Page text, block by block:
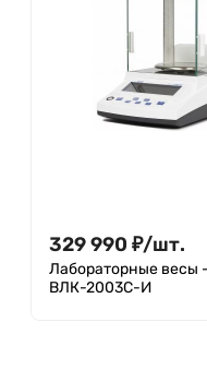
329 990 ₽/шт.
Лабораторные весы -
ВЛК-2003С-И